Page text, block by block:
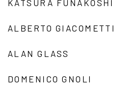
KATSURA FUNAKOSHI
ALBERTO GIACOMETTI
ALAN GLASS
DOMENICO GNOLI